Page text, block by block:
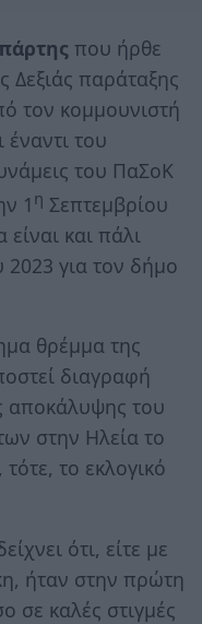
που ήρθε
Δεξιάς παράταξης
τον κομμουνιστή
του
του ΠαΣοΚ
1 η Σεπτεμβρίου
και πάλι
για τον δήμο
θρέμμα της
διαγραφή
αποκάλυψης του
στην Ηλεία το
το εκλογικό
ότι, είτε με
ήταν στην πρώτη
σε καλές στιγμές